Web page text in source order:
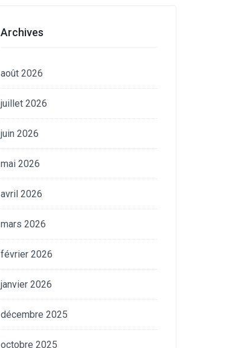
Archives
août 2026
juillet 2026
juin 2026
mai 2026
avril 2026
mars 2026
février 2026
janvier 2026
décembre 2025
octobre 2025